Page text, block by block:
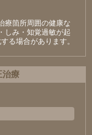
療箇所周囲の健康な
しみ・知覚過敏が起
る場合があります。
治療